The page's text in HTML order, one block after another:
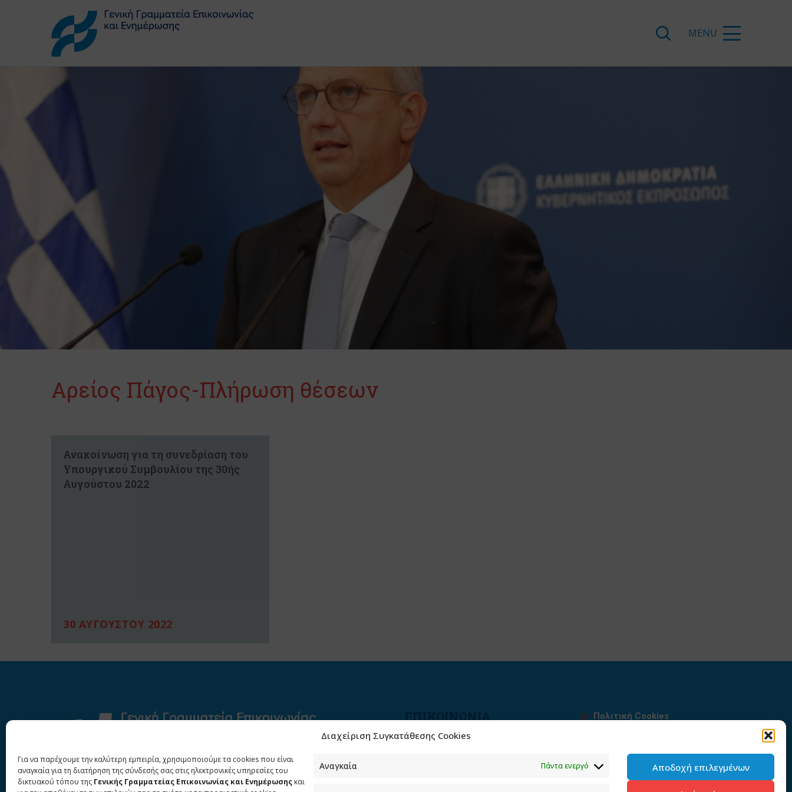
Διαχείριση Συγκατάθεσης Cookies
Για να παρέχουμε την καλύτερη εμπειρία, χρησιμοποιούμε τα cookies που είναι
αναγκαία για τη διατήρηση της σύνδεσής σας στις ηλεκτρονικές υπηρεσίες του
δικτυακού τόπου της Γενικής Γραμματείας Επικοινωνίας και Ενημέρωσης και
Αναγκαία Πάντα ενεργό Αποδοχή επιλεγμένων
Αρείος Πάγος-Πλήρωση θέσεων
Ανακοίνωση για τη συνεδρίαση του
Υπουργικού Συμβουλίου της 30ής
Αυγούστου 2022
30 ΑΥΓΟΥΣΤΟΥ 2022
ΕΠΙΚΟΙΝΩΝΙΑ
Φραγκούδη 11 & Αλεξάνδρου
Πολιτική Cookies
Πολιτική προστασίας
προσωπικών δεδομένων του
παρόντος ιστότοπου